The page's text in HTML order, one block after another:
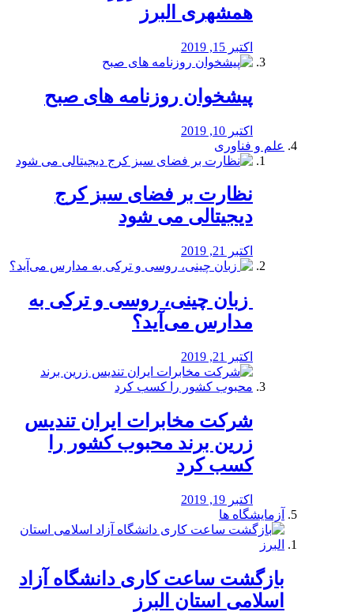
همشهری البرز
اکتبر 15, 2019
پیشخوان روزنامه های صبح
اکتبر 10, 2019
علم و فناوری
نظارت بر فضای سبز کرج
دیجیتالی می شود
اکتبر 21, 2019
️ زبان چینی، روسی و ترکی به
مدارس می‌آید؟
اکتبر 21, 2019
شرکت مخابرات ایران تندیس
زرین برند محبوب کشور را
کسب کرد
اکتبر 19, 2019
آزمایشگاه ها
بازگشت ساعت کاری دانشگاه آزاد
اسلامی استان البرز